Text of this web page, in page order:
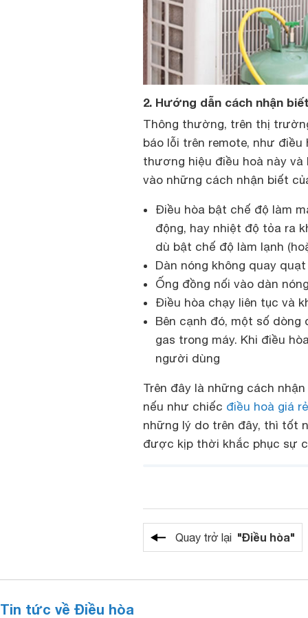
2. Hướng dẫn cách nhận
Thông thường, trên thị
báo lỗi trên remote, như điều
thương hiệu điều hoà này
vào những cách nhận biết
Điều hòa bật chế độ làm
động, hay nhiệt độ tỏa ra
dù bật chế độ làm lạnh
Dàn nóng không quay
Ống đồng nối vào dàn
Điều hòa chạy liên tục và
Bên cạnh đó, một số
gas trong máy. Khi điều
người dùng
Trên đây là những cách
nếu như chiếc điều hoà giá rẻ
những lý do trên đây, thì tốt
được kịp thời khắc phục sự
Quay trở lại "Điều hòa"
Tin tức về Điều hòa